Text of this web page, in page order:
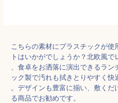
こちらの素材にプラスチックが使
トはいかがでしょうか？北欧風
、食卓をお洒落に演出できるラ
ック製で汚れも拭きとりやすく
。デザインも豊富に揃い、敷く
る商品でお勧めです。